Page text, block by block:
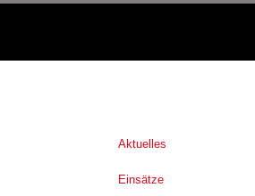
Aktuelles
Einsätze